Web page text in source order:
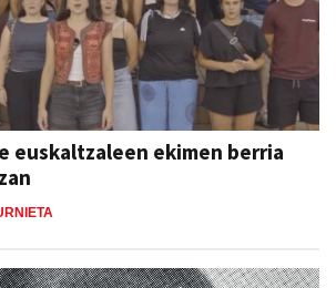
euskaltzaleen ekimen berria